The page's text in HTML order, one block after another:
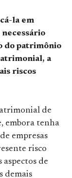
la em
necessário
do patrimônio
a
riscos
de
embora tenha
empresas
risco
aspectos de
demais